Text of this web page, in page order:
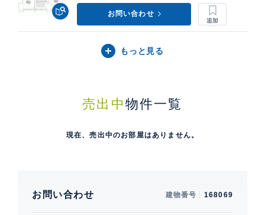
お問い合わせ
もっと見る
売出中 物件一覧
現在、売出中のお部屋はありません。
お問い合わせ 建物番号 168069